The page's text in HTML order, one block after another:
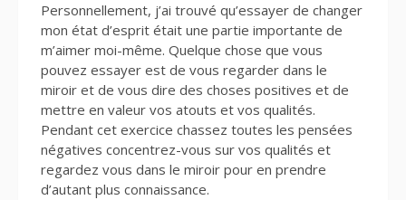
Personnellement, j’ai trouvé qu’essayer de changer
mon état d’esprit était une partie importante de
m’aimer moi-même. Quelque chose que vous
pouvez essayer est de vous regarder dans le
miroir et de vous dire des choses positives et de
mettre en valeur vos atouts et vos qualités.
Pendant cet exercice chassez toutes les pensées
négatives concentrez-vous sur vos qualités et
regardez vous dans le miroir pour en prendre
d’autant plus connaissance.